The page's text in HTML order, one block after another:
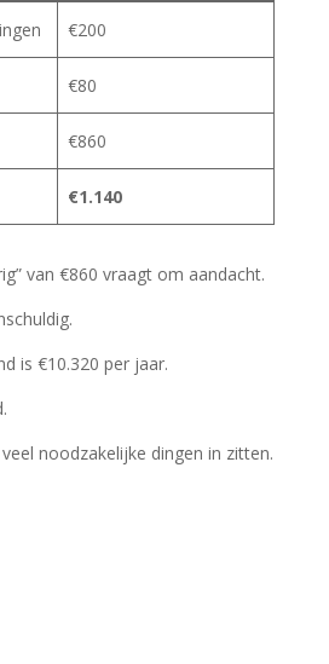
€200
€80
€860
€1.140
van €860 vraagt om aandacht.
is €10.320 per jaar.
noodzakelijke dingen in zitten.